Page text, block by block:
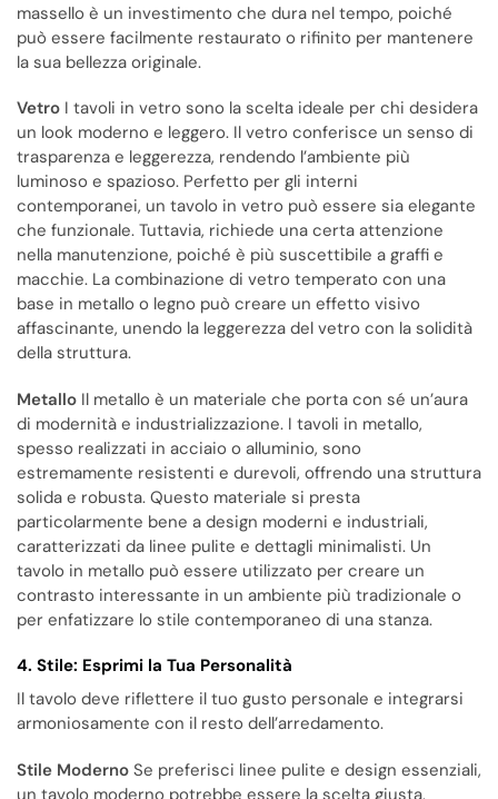
massello è un investimento che dura nel tempo, poiché
può essere facilmente restaurato o rifinito per mantenere
la sua bellezza originale.
Vetro I tavoli in vetro sono la scelta ideale per chi desidera
un look moderno e leggero. Il vetro conferisce un senso di
trasparenza e leggerezza, rendendo l’ambiente più
luminoso e spazioso. Perfetto per gli interni
contemporanei, un tavolo in vetro può essere sia elegante
che funzionale. Tuttavia, richiede una certa attenzione
nella manutenzione, poiché è più suscettibile a graffi e
macchie. La combinazione di vetro temperato con una
base in metallo o legno può creare un effetto visivo
affascinante, unendo la leggerezza del vetro con la solidità
della struttura.
Metallo Il metallo è un materiale che porta con sé un’aura
di modernità e industrializzazione. I tavoli in metallo,
spesso realizzati in acciaio o alluminio, sono
estremamente resistenti e durevoli, offrendo una struttura
solida e robusta. Questo materiale si presta
particolarmente bene a design moderni e industriali,
caratterizzati da linee pulite e dettagli minimalisti. Un
tavolo in metallo può essere utilizzato per creare un
contrasto interessante in un ambiente più tradizionale o
per enfatizzare lo stile contemporaneo di una stanza.
4. Stile: Esprimi la Tua Personalità
Il tavolo deve riflettere il tuo gusto personale e integrarsi
armoniosamente con il resto dell’arredamento.
Stile Moderno Se preferisci linee pulite e design essenziali,
un tavolo moderno potrebbe essere la scelta giusta.